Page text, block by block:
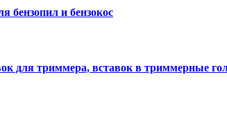
бензопил и бензокос
для триммера, вставок в триммерные